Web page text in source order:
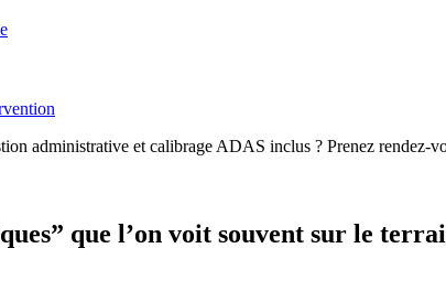
administrative et calibrage ADAS inclus ? Prenez rendez-
que l’on voit souvent sur le